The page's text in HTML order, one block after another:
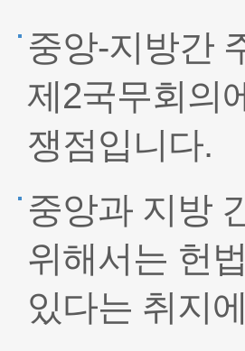
중앙-지방간
제2국무회의
쟁점입니다.
중앙과 지방
위해서는 헌
있다는 취지